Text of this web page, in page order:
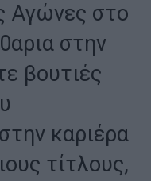
Αγώνες στο
στην
βουτιές
καριέρα
τίτλους,